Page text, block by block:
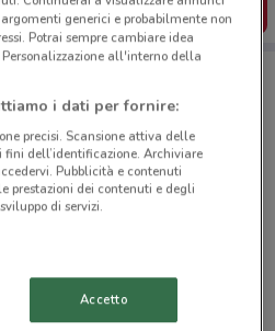
SCARICA L’APP
generici e probabilmente non
Potrai sempre cambiare idea
all'interno della
i dati per fornire:
precisi. Scansione attiva delle
dell’identificazione. Archiviare
Pubblicità e contenuti
prestazioni dei contenuti e degli
di servizi.
Accetto